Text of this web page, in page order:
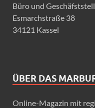
Büro und
Esmarchstraße 38
34121 Kassel
ÜBER DAS
Online-Magazin mit